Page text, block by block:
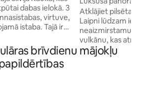
dabas ielokā. 3
virtuve,
istaba. Tajā ir
2 automašīnām,
Ir dzeramā ūdens
signāls ir labs. Tai
centrā
Atklājiet pilsētas
Laipni lūdzam
neaizmirstamu
vulkānu, kas
Tās izcilā
attālumā no
brīvdienu mājokļu